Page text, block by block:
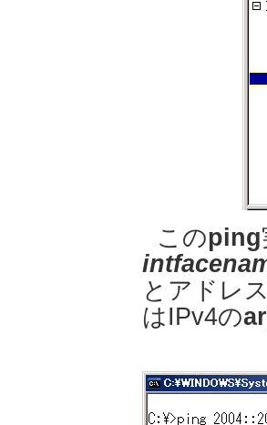
このping
とアドレ
はIPv4の